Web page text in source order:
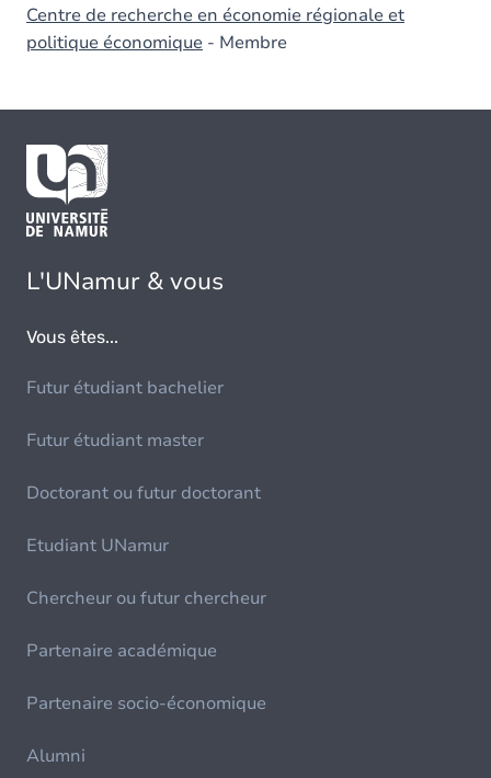
Centre de recherche en économie régionale et
politique économique - Membre
L'UNamur & vous
Vous êtes...
Futur étudiant bachelier
Futur étudiant master
Doctorant ou futur doctorant
Etudiant UNamur
Chercheur ou futur chercheur
Partenaire académique
Partenaire socio-économique
Alumni